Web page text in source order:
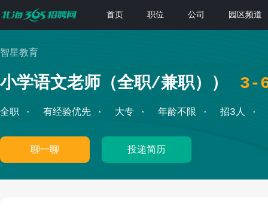
首页 职位 公司 园区频道
智星教育
小学语文老师（全职/兼职）） 3-
全职 有经验优先 大专 年龄不限 招3人
聊一聊 投递简历